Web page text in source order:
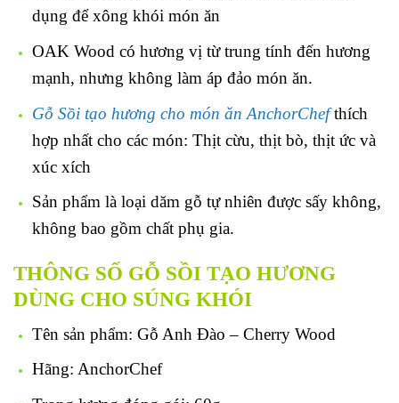
dụng để xông khói món ăn
OAK Wood có hương vị từ trung tính đến hương
mạnh, nhưng không làm áp đảo món ăn.
Gỗ Sồi tạo hương cho món ăn AnchorChefthích
hợp nhất cho các món: Thịt cừu, thịt bò, thịt ức và
xúc xích
Sản phẩm là loại dăm gỗ tự nhiên được sấy không,
không bao gồm chất phụ gia.
THÔNG SỐ GỖ SỒI TẠO HƯƠNG
DÙNG CHO SÚNG KHÓI
Tên sản phẩm: Gỗ Anh Đào – Cherry Wood
Hãng: AnchorChef